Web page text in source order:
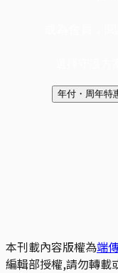
年付・周年特
本刊載內容版權為端
編輯部授權,請勿轉載